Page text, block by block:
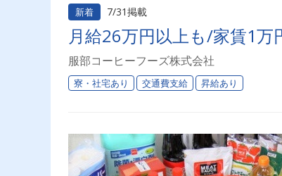
新着 7/31掲載
月給26万円以上も/家賃1
服部コーヒーフーズ株式会社
寮・社宅あり 交通費支給 昇給あり